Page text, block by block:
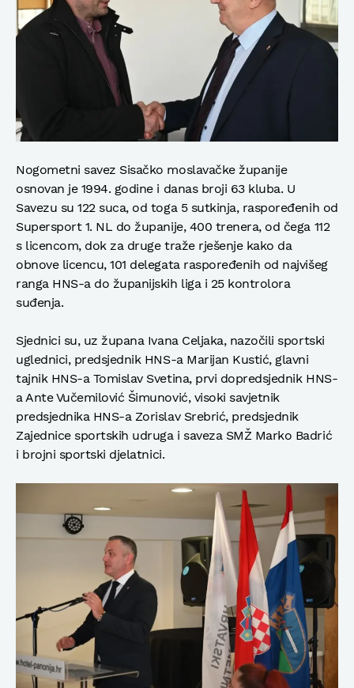
Nogometni savez Sisačko moslavačke županije
osnovan je 1994. godine i danas broji 63 kluba. U
Savezu su 122 suca, od toga 5 sutkinja, raspoređenih od
Supersport 1. NL do županije, 400 trenera, od čega 112
s licencom, dok za druge traže rješenje kako da
obnove licencu, 101 delegata raspoređenih od najvišeg
ranga HNS-a do županijskih liga i 25 kontrolora
suđenja.
Sjednici su, uz župana Ivana Celjaka, nazočili sportski
uglednici, predsjednik HNS-a Marijan Kustić, glavni
tajnik HNS-a Tomislav Svetina, prvi dopredsjednik HNS-
a Ante Vučemilović Šimunović, visoki savjetnik
predsjednika HNS-a Zorislav Srebrić, predsjednik
Zajednice sportskih udruga i saveza SMŽ Marko Badrić
i brojni sportski djelatnici.